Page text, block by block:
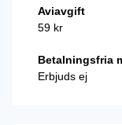
Aviavgift
59 kr
Betalningsfria
Erbjuds ej